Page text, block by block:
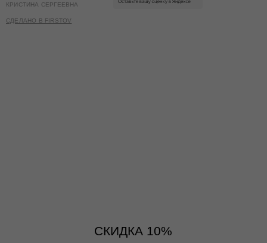
КРИСТИНА СЕРГЕЕВНА
СДЕЛАНО В FIRSTOV
СКИДКА 10%